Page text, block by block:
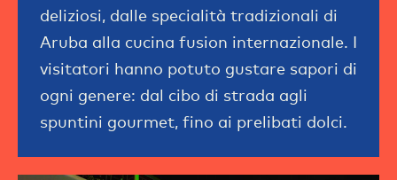
deliziosi, dalle specialità tradizionali di
Aruba alla cucina fusion internazionale. I
visitatori hanno potuto gustare sapori di
ogni genere: dal cibo di strada agli
spuntini gourmet, fino ai prelibati dolci.